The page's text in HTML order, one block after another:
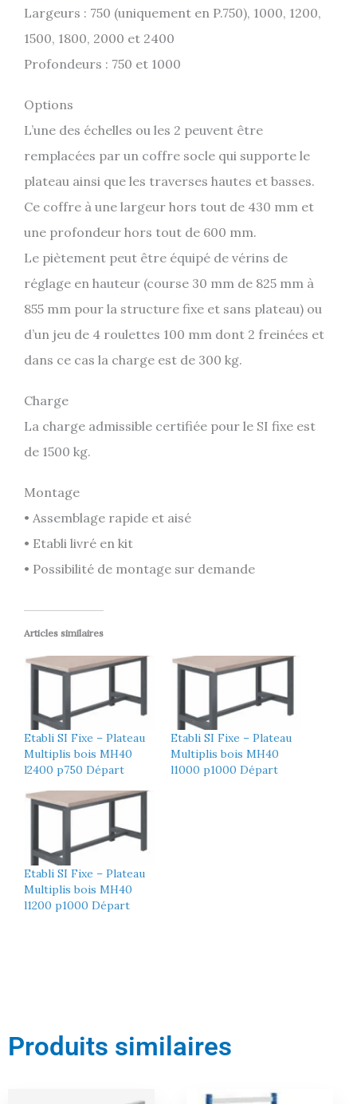
Largeurs : 750 (uniquement en P.750), 1000, 1200,
1500, 1800, 2000 et 2400
Profondeurs : 750 et 1000
Options
L’une des échelles ou les 2 peuvent être
remplacées par un coffre socle qui supporte le
plateau ainsi que les traverses hautes et basses.
Ce coffre à une largeur hors tout de 430 mm et
une profondeur hors tout de 600 mm.
Le piètement peut être équipé de vérins de
réglage en hauteur (course 30 mm de 825 mm à
855 mm pour la structure fixe et sans plateau) ou
d’un jeu de 4 roulettes 100 mm dont 2 freinées et
dans ce cas la charge est de 300 kg.
Charge
La charge admissible certifiée pour le SI fixe est
de 1500 kg.
Montage
• Assemblage rapide et aisé
• Etabli livré en kit
• Possibilité de montage sur demande
Articles similaires
Etabli SI Fixe – Plateau
Multiplis bois MH40
l2400 p750 Départ
Etabli SI Fixe – Plateau
Multiplis bois MH40
l1000 p1000 Départ
Etabli SI Fixe – Plateau
Multiplis bois MH40
l1200 p1000 Départ
Produits similaires
Le